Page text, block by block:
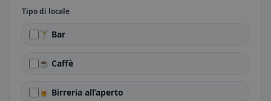
Tipo di locale
🍸 Bar
☕ Caffè
🍺 Birreria all’aperto